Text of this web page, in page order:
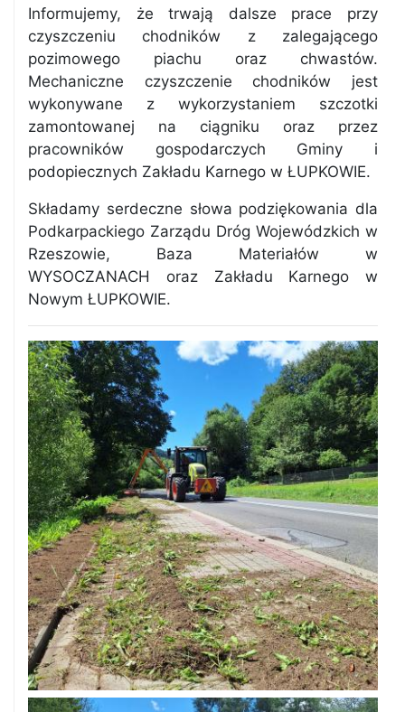
Informujemy, że trwają dalsze prace przy
czyszczeniu chodników z zalegającego
pozimowego piachu oraz chwastów.
Mechaniczne czyszczenie chodników jest
wykonywane z wykorzystaniem szczotki
zamontowanej na ciągniku oraz przez
pracowników gospodarczych Gminy i
podopiecznych Zakładu Karnego w ŁUPKOWIE.
Składamy serdeczne słowa podziękowania dla
Podkarpackiego Zarządu Dróg Wojewódzkich w
Rzeszowie, Baza Materiałów w
WYSOCZANACH oraz Zakładu Karnego w
Nowym ŁUPKOWIE.